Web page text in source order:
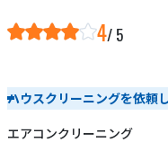
4
ハウスクリーニングを依頼
エアコンクリーニング